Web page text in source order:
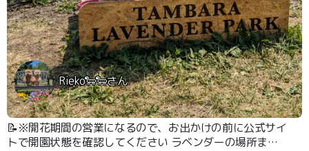
Rieko🐑🐑さん
📝※開花期間の営業になるので、お出かけの前に公式サイ
トで開園状態を確認してください ラベンダーの場所まで